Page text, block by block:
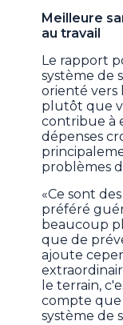
Meilleure
au travail
Le rapport
système de
orienté vers
plutôt que
contribue à
dépenses
problèmes
«Ce sont
préféré
beaucoup
que de
ajoute
le terrain,
compte que
système de